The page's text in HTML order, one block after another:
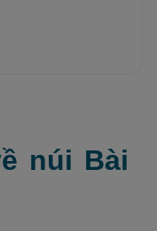
núi Bài